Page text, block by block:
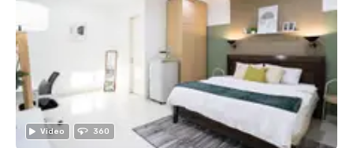
Video 360